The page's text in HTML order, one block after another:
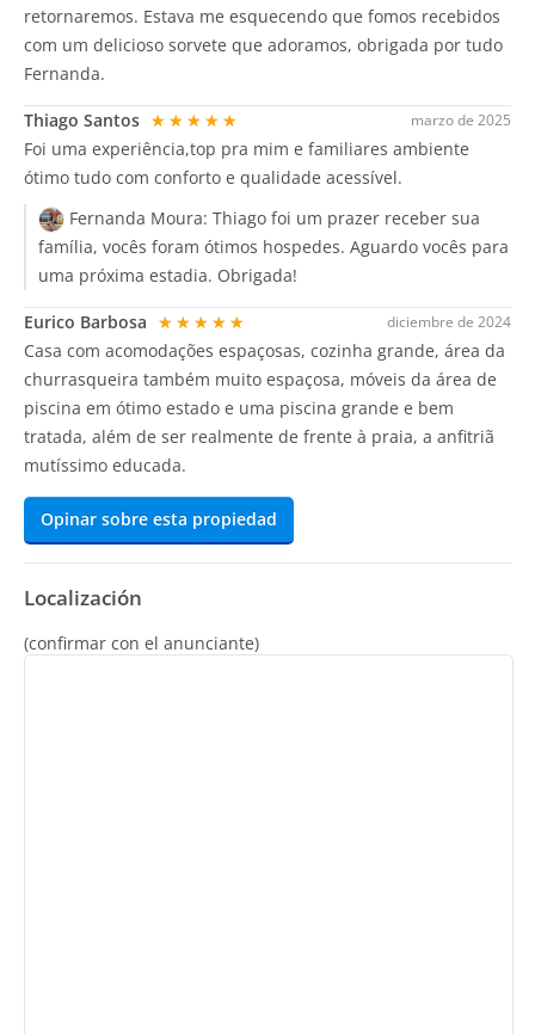
retornaremos. Estava me esquecendo que fomos recebidos
com um delicioso sorvete que adoramos, obrigada por tudo
Fernanda.
marzo de 2025
Thiago Santos ★★★★★
Foi uma experiência,top pra mim e familiares ambiente
ótimo tudo com conforto e qualidade acessível.
Fernanda Moura: Thiago foi um prazer receber sua
família, vocês foram ótimos hospedes. Aguardo vocês para
uma próxima estadia. Obrigada!
diciembre de 2024
Eurico Barbosa ★★★★★
Casa com acomodações espaçosas, cozinha grande, área da
churrasqueira também muito espaçosa, móveis da área de
piscina em ótimo estado e uma piscina grande e bem
tratada, além de ser realmente de frente à praia, a anfitriã
mutíssimo educada.
Opinar sobre esta propiedad
Localización
(confirmar con el anunciante)